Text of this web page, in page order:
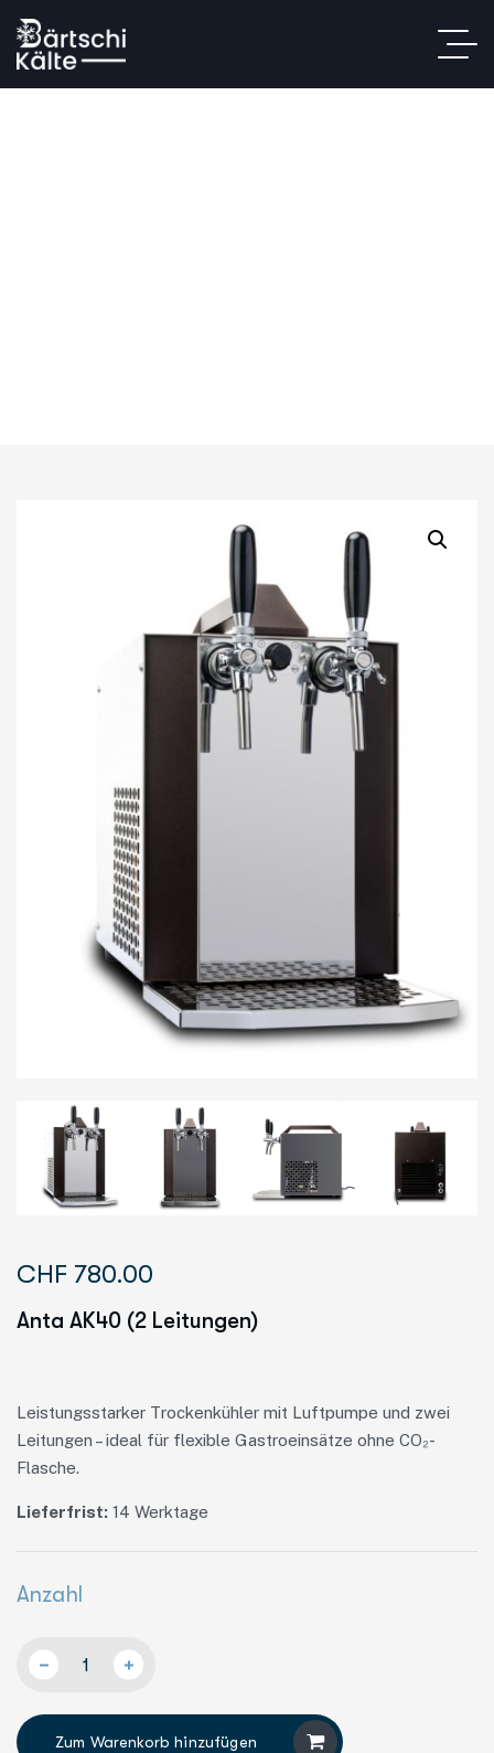
CHF 780.00
Anta AK40 (2 Leitungen)
Leistungsstarker Trockenkühler mit Luftpumpe und zwei
Leitungen – ideal für flexible Gastroeinsätze ohne CO₂-
Flasche.
Lieferfrist: 14 Werktage
Anzahl
Zum Warenkorb hinzufügen